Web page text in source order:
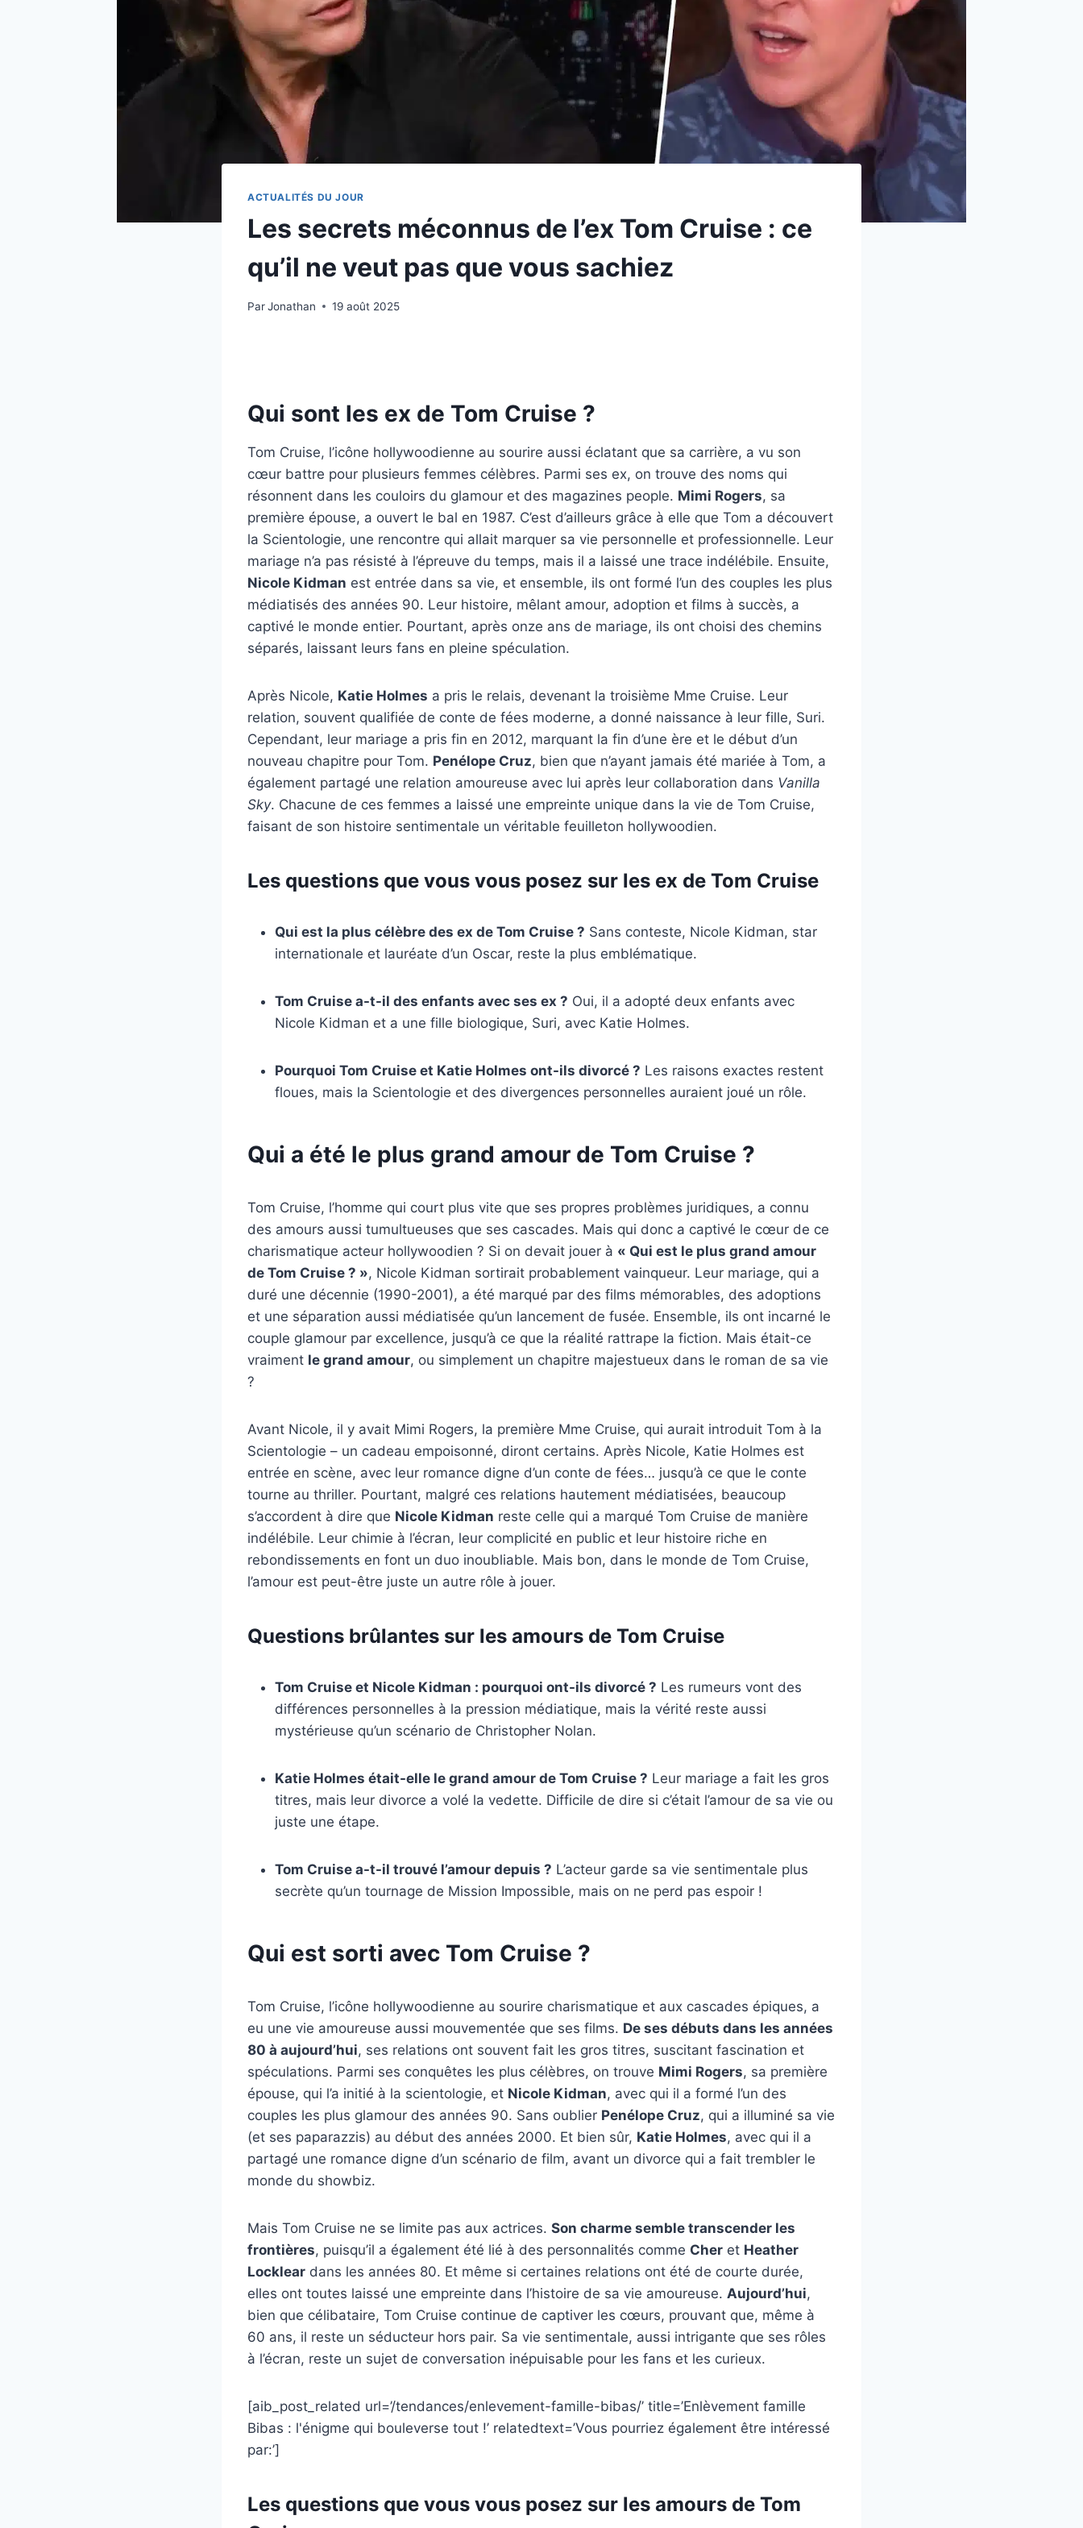
ACTUALITÉS DU JOUR
Les secrets méconnus de l’ex Tom Cruise : ce
qu’il ne veut pas que vous sachiez
ParJonathan 19 août 2025
Qui sont les ex de Tom Cruise ?
Tom Cruise, l’icône hollywoodienne au sourire aussi éclatant que sa carrière, a vu son
cœur battre pour plusieurs femmes célèbres. Parmi ses ex, on trouve des noms qui
résonnent dans les couloirs du glamour et des magazines people. Mimi Rogers, sa
première épouse, a ouvert le bal en 1987. C’est d’ailleurs grâce à elle que Tom a découvert
la Scientologie, une rencontre qui allait marquer sa vie personnelle et professionnelle. Leur
mariage n’a pas résisté à l’épreuve du temps, mais il a laissé une trace indélébile. Ensuite,
Nicole Kidman est entrée dans sa vie, et ensemble, ils ont formé l’un des couples les plus
médiatisés des années 90. Leur histoire, mêlant amour, adoption et films à succès, a
captivé le monde entier. Pourtant, après onze ans de mariage, ils ont choisi des chemins
séparés, laissant leurs fans en pleine spéculation.
Après Nicole, Katie Holmes a pris le relais, devenant la troisième Mme Cruise. Leur
relation, souvent qualifiée de conte de fées moderne, a donné naissance à leur fille, Suri.
Cependant, leur mariage a pris fin en 2012, marquant la fin d’une ère et le début d’un
nouveau chapitre pour Tom. Penélope Cruz, bien que n’ayant jamais été mariée à Tom, a
également partagé une relation amoureuse avec lui après leur collaboration dans Vanilla
Sky. Chacune de ces femmes a laissé une empreinte unique dans la vie de Tom Cruise,
faisant de son histoire sentimentale un véritable feuilleton hollywoodien.
Les questions que vous vous posez sur les ex de Tom Cruise
Qui est la plus célèbre des ex de Tom Cruise ? Sans conteste, Nicole Kidman, star
internationale et lauréate d’un Oscar, reste la plus emblématique.
Tom Cruise a-t-il des enfants avec ses ex ? Oui, il a adopté deux enfants avec
Nicole Kidman et a une fille biologique, Suri, avec Katie Holmes.
Pourquoi Tom Cruise et Katie Holmes ont-ils divorcé ? Les raisons exactes restent
floues, mais la Scientologie et des divergences personnelles auraient joué un rôle.
Qui a été le plus grand amour de Tom Cruise ?
Tom Cruise, l’homme qui court plus vite que ses propres problèmes juridiques, a connu
des amours aussi tumultueuses que ses cascades. Mais qui donc a captivé le cœur de ce
charismatique acteur hollywoodien ? Si on devait jouer à « Qui est le plus grand amour
de Tom Cruise ? », Nicole Kidman sortirait probablement vainqueur. Leur mariage, qui a
duré une décennie (1990-2001), a été marqué par des films mémorables, des adoptions
et une séparation aussi médiatisée qu’un lancement de fusée. Ensemble, ils ont incarné le
couple glamour par excellence, jusqu’à ce que la réalité rattrape la fiction. Mais était-ce
vraiment le grand amour, ou simplement un chapitre majestueux dans le roman de sa vie
?
Avant Nicole, il y avait Mimi Rogers, la première Mme Cruise, qui aurait introduit Tom à la
Scientologie – un cadeau empoisonné, diront certains. Après Nicole, Katie Holmes est
entrée en scène, avec leur romance digne d’un conte de fées… jusqu’à ce que le conte
tourne au thriller. Pourtant, malgré ces relations hautement médiatisées, beaucoup
s’accordent à dire que Nicole Kidman reste celle qui a marqué Tom Cruise de manière
indélébile. Leur chimie à l’écran, leur complicité en public et leur histoire riche en
rebondissements en font un duo inoubliable. Mais bon, dans le monde de Tom Cruise,
l’amour est peut-être juste un autre rôle à jouer.
Questions brûlantes sur les amours de Tom Cruise
Tom Cruise et Nicole Kidman : pourquoi ont-ils divorcé ? Les rumeurs vont des
différences personnelles à la pression médiatique, mais la vérité reste aussi
mystérieuse qu’un scénario de Christopher Nolan.
Katie Holmes était-elle le grand amour de Tom Cruise ? Leur mariage a fait les gros
titres, mais leur divorce a volé la vedette. Difficile de dire si c’était l’amour de sa vie ou
juste une étape.
Tom Cruise a-t-il trouvé l’amour depuis ? L’acteur garde sa vie sentimentale plus
secrète qu’un tournage de Mission Impossible, mais on ne perd pas espoir !
Qui est sorti avec Tom Cruise ?
Tom Cruise, l’icône hollywoodienne au sourire charismatique et aux cascades épiques, a
eu une vie amoureuse aussi mouvementée que ses films. De ses débuts dans les années
80 à aujourd’hui, ses relations ont souvent fait les gros titres, suscitant fascination et
spéculations. Parmi ses conquêtes les plus célèbres, on trouve Mimi Rogers, sa première
épouse, qui l’a initié à la scientologie, et Nicole Kidman, avec qui il a formé l’un des
couples les plus glamour des années 90. Sans oublier Penélope Cruz, qui a illuminé sa vie
(et ses paparazzis) au début des années 2000. Et bien sûr, Katie Holmes, avec qui il a
partagé une romance digne d’un scénario de film, avant un divorce qui a fait trembler le
monde du showbiz.
Mais Tom Cruise ne se limite pas aux actrices. Son charme semble transcender les
frontières, puisqu’il a également été lié à des personnalités comme Cher et Heather
Locklear dans les années 80. Et même si certaines relations ont été de courte durée,
elles ont toutes laissé une empreinte dans l’histoire de sa vie amoureuse. Aujourd’hui,
bien que célibataire, Tom Cruise continue de captiver les cœurs, prouvant que, même à
60 ans, il reste un séducteur hors pair. Sa vie sentimentale, aussi intrigante que ses rôles
à l’écran, reste un sujet de conversation inépuisable pour les fans et les curieux.
[aib_post_related url=’/tendances/enlevement-famille-bibas/’ title=’Enlèvement famille
Bibas : l'énigme qui bouleverse tout !’ relatedtext=’Vous pourriez également être intéressé
par:’]
Les questions que vous vous posez sur les amours de Tom